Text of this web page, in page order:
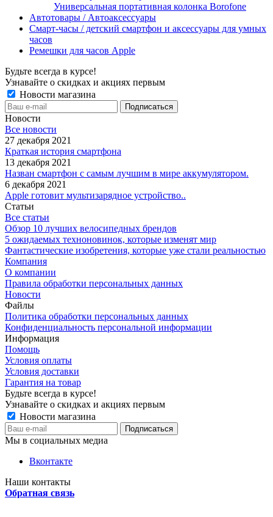
Универсальная портативная колонка Borofone
Автотовары / Автоаксессуары
Смарт-часы / детский смартфон и аксессуары для умных
часов
Ремешки для часов Apple
Будьте всегда в курсе!
Узнавайте о скидках и акциях первым
Новости магазина
Новости
Все новости
27 декабря 2021
Краткая история смартфона
13 декабря 2021
Назван смартфон с самым лучшим в мире аккумулятором.
6 декабря 2021
Apple готовит мультизарядное устройство..
Статьи
Все статьи
Обзор 10 лучших велосипедных брендов
5 ожидаемых техноновинок, которые изменят мир
Фантастические изобретения, которые уже стали реальностью
Компания
О компании
Правила обработки персональных данных
Новости
Файлы
Политика обработки персональных данных
Конфиденциальность персональной информации
Информация
Помощь
Условия оплаты
Условия доставки
Гарантия на товар
Будьте всегда в курсе!
Узнавайте о скидках и акциях первым
Новости магазина
Мы в социальных медиа
Вконтакте
Наши контакты
Обратная связь